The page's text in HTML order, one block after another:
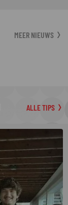
MEER NIEUWS
ALLE TIPS